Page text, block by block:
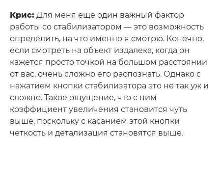
Крис: Для меня еще один важный фактор
работы со стабилизатором — это возможность
определить, на что именно я смотрю. Конечно,
если смотреть на объект издалека, когда он
кажется просто точкой на большом расстоянии
от вас, очень сложно его распознать. Однако с
нажатием кнопки стабилизатора это не так уж и
сложно. Такое ощущение, что с ним
коэффициент увеличения становится чуть
выше, поскольку с касанием этой кнопки
четкость и детализация становятся выше.